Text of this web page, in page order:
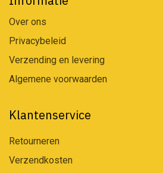
Over ons
Privacybeleid
Verzending en levering
Algemene voorwaarden
Klantenservice
Retourneren
Verzendkosten